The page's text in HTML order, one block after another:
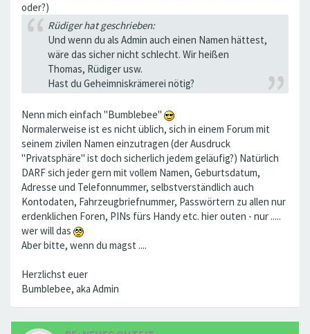
oder?)
Rüdiger hat geschrieben:
Und wenn du als Admin auch einen Namen hättest,
wäre das sicher nicht schlecht. Wir heißen
Thomas, Rüdiger usw.
Hast du Geheimniskrämerei nötig?
Nenn mich einfach "Bumblebee"
Normalerweise ist es nicht üblich, sich in einem Forum mit
seinem zivilen Namen einzutragen (der Ausdruck
"Privatsphäre" ist doch sicherlich jedem geläufig?) Natürlich
DARF sich jeder gern mit vollem Namen, Geburtsdatum,
Adresse und Telefonnummer, selbstverständlich auch
Kontodaten, Fahrzeugbriefnummer, Passwörtern zu allen nur
erdenklichen Foren, PINs fürs Handy etc. hier outen - nur .....
wer will das
Aber bitte, wenn du magst ....
Herzlichst euer
Bumblebee, aka Admin